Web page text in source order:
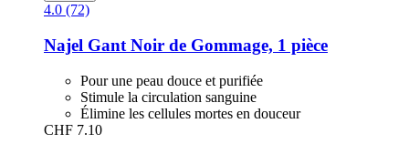
4.0 (72)
Najel Gant Noir de Gommage, 1 pièce
Pour une peau douce et purifiée
Stimule la circulation sanguine
Élimine les cellules mortes en douceur
CHF 7.10